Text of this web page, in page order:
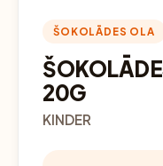
ŠOKOLĀDES OLA
20G
KINDER